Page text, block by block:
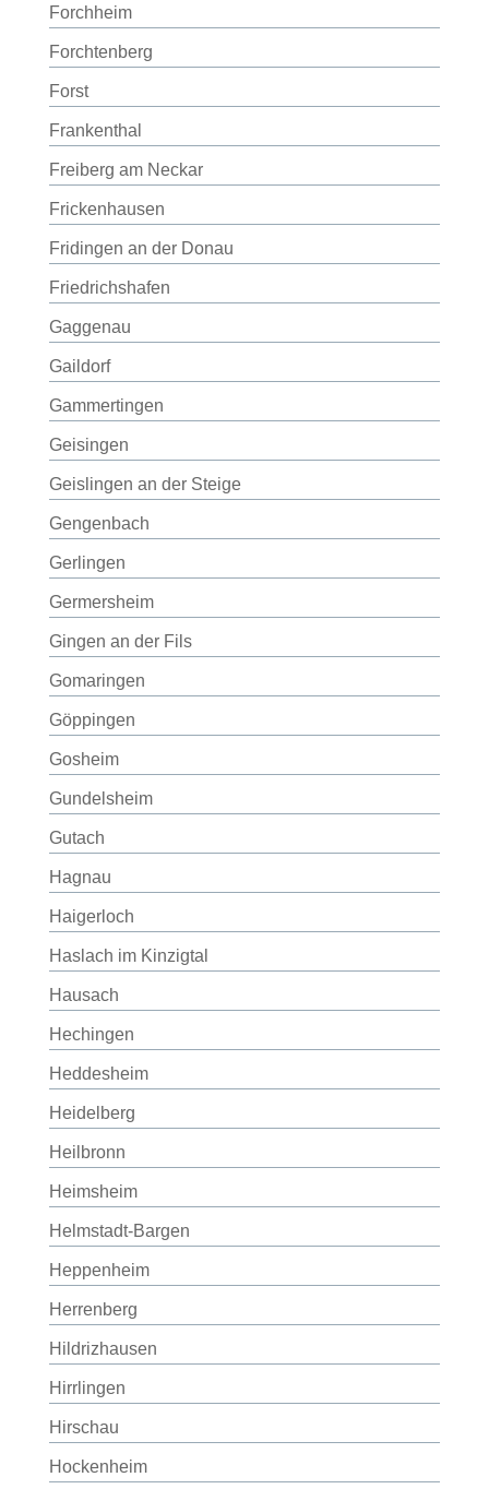
Forchheim
Forchtenberg
Forst
Frankenthal
Freiberg am Neckar
Frickenhausen
Fridingen an der Donau
Friedrichshafen
Gaggenau
Gaildorf
Gammertingen
Geisingen
Geislingen an der Steige
Gengenbach
Gerlingen
Germersheim
Gingen an der Fils
Gomaringen
Göppingen
Gosheim
Gundelsheim
Gutach
Hagnau
Haigerloch
Haslach im Kinzigtal
Hausach
Hechingen
Heddesheim
Heidelberg
Heilbronn
Heimsheim
Helmstadt-Bargen
Heppenheim
Herrenberg
Hildrizhausen
Hirrlingen
Hirschau
Hockenheim